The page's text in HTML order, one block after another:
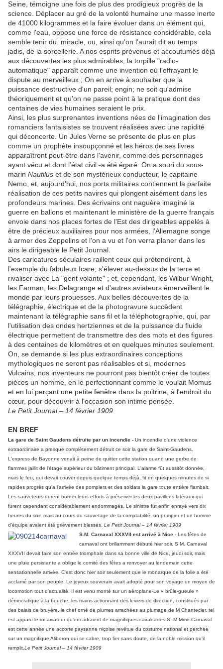
Seine, témoigne une fois de plus des prodigieux progrès de la
science. Déplacer au gré de la volonté humaine une masse inerte
de 41000 kilogrammes et la faire évoluer dans un élément qui,
comme l'eau, oppose une force de résistance considérable, cela
semble tenir du. miracle, ou, ainsi qu'on l'aurait dit au temps
jadis, de la sorcellerie. A nos esprits prévenus et accoutumés déjà
aux découvertes les plus admirables, la torpille "radio-
automatique" apparaît comme une invention où l'effrayant le
dispute au merveilleux ; On en arrive à souhaiter que la
puissance destructive d'un pareil; engin; ne soit qu'admise
théoriquement et qu'on ne passe point à la pratique dont des
centaines de vies humaines seraient le prix.
Ainsi, les plus surprenantes inventions nées de l'imagination des
romanciers fantaisistes se trouvent réalisées avec une rapidité
qui déconcerte. Un Jules Verne se présente de plus en plus
comme un prophète insoupçonné et les héros de ses livres
apparaîtront peut-être dans l'avenir, comme des personnages
ayant vécu et dont l'état civil -a été égaré. On a souri du sous-
marin Nautilus et de son mystérieux conducteur, le capitaine
Nemo, et, aujourd'hui, nos ports militaires contiennent la parfaite
réalisation de ces petits navires qui plongent aisément dans les
profondeurs marines. Des écrivains ont naguère imaginé la
guerre en ballons et maintenant le ministère de la guerre français
envoie dans nos places fortes de l'Est des dirigeables appelés à
être de précieux auxiliaires pour nos armées, l'Allemagne songe
à armer des Zeppelins et l'on a vu et l'on verra planer dans les
airs le dirigeable le Petit Journal.
Des caricatures séculaires raillent ceux qui prétendirent, à
l'exemple du fabuleux Icare, s'élever au-dessus de la terre et
rivaliser avec La "gent volante" ; et, cependant, les Wilbur Wright,
les Farman, les Delagrange et d'autres aviateurs émerveillent le
monde par leurs prouesses. Aux belles découvertes de la
télégraphie, électrique et de la photogravure succèdent
maintenant la télégraphie sans fil et la téléphotographie, qui, par
l'utilisation des ondes hertziennes et de la puissance du fluide
électrique permettent de transmettre des des mots et des figures
à des centaines de kilomètres et en quelques minutes seulement.
On, se demande si les plus extraordinaires conceptions
mythologiques ne seront pas réalisables et si, modernes
Vulcains, nos inventeurs ne pourront pas bientôt créer de toutes
pièces un homme, en le perfectionnant comme le voulait Momus
et en lui perçant une petite fenêtre dans la poitrine, à l'endroit du
cœur, pour découvrir à l'occasion son intime pensée.
Le Petit Journal – 14 février 1909
EN BREF
La gare de Saint Gaudens détruite par un incendie - Un incendie d'une violence
extraordinaire a presque complètement détruit ce soir la gare de Saint-Gaudens.
L'express de Bayonne venait à peine de quitter cette station quand une gerbe de
flammes jaillit de l'étage supérieur du bâtiment principal. L'alarme fût aussitôt donnée,
mais le feu, qui devait couver depuis quelque temps déjà, fit en quelques minutes de si
rapides progrès qu'a l'arrivée des pompiers et des soldats la gare toute entière flambait.
Les sauveteurs durent borner leurs efforts à préserver les deux pavillons latéraux qui
furent cependant considérablement endommagés. Le sinistre fut enfin enrayé vers dix
heures du soir, mais au cours du sauvetage de la comptabilité, un pompier et un homme
d'équipe avaient été grièvement blessés. Le Petit Journal – 14 février 1909
S.M. Carnaval XXXVII est arrivé à Nice - Les fêtes de
carnaval ont brillamment débuté hier soir. S M. Carnaval
XXXVII devait faire son entrée triomphale dans sa bonne ville de Nice, jeudi soir, mais
une pluie persistante a oblige le comité des fêtes a renvoyer au lendemain cette
sensationnelle arrivée. C'est donc hier soir seulement que le monarque de la folie a été
acclamé par son peuple. Le joyeux souverain avait adopté pour son voyage un moyen de
locomotion tout d'actualité. Il est venu monté sur un aéroplane-Le « brûle-gueule »
démocratique à la bouche, les mains actionnant des leviers de direction, constitués par
des balais de bruyère, le chef orné de plumes arrachées au plumage de M Chantecler, tel
est apparu le roi aviateur qu'encadraient de magnifiques cavalcades S. M Mme Carnaval
est cette année une accorte paysanne niçoise revêtue du costume national et perchée
sur un magnifique Aliboron qui se cabre, trop fier sans doute, de la noble mission qu'il
remplit. Le Petit Journal – 14 février 1909